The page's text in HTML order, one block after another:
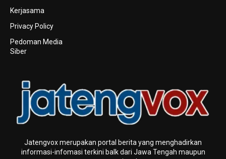
Kerjasama
Privacy Policy
Pedoman Media
Siber
Jatengvox merupakan portal berita yang menghadirkan
informasi-infomasi terkini baIk dari Jawa Tengah maupun